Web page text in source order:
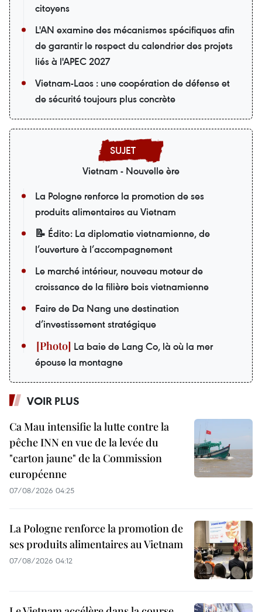
citoyens
L'AN examine des mécanismes spécifiques afin
de garantir le respect du calendrier des projets
liés à l'APEC 2027
Vietnam-Laos : une coopération de défense et
de sécurité toujours plus concrète
Vietnam - Nouvelle ère
La Pologne renforce la promotion de ses
produits alimentaires au Vietnam
📝 Édito: La diplomatie vietnamienne, de
l’ouverture à l’accompagnement
Le marché intérieur, nouveau moteur de
croissance de la filière bois vietnamienne
Faire de Da Nang une destination
d’investissement stratégique
La baie de Lang Co, là où la mer
épouse la montagne
VOIR PLUS
Ca Mau intensifie la lutte contre la
pêche INN en vue de la levée du
"carton jaune" de la Commission
européenne
07/08/2026 04:25
La Pologne renforce la promotion de
ses produits alimentaires au Vietnam
07/08/2026 04:12